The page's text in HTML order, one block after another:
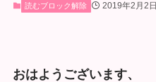
読むブロック解除 2019年2月2日
おはようございます、